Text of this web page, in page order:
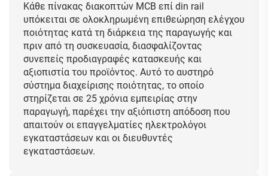
Κάθε πίνακας διακοπτών MCB επί din rail
υπόκειται σε ολοκληρωμένη επιθεώρηση ελέγχου
ποιότητας κατά τη διάρκεια της παραγωγής και
πριν από τη συσκευασία, διασφαλίζοντας
συνεπείς προδιαγραφές κατασκευής και
αξιοπιστία του προϊόντος. Αυτό το αυστηρό
σύστημα διαχείρισης ποιότητας, το οποίο
στηρίζεται σε 25 χρόνια εμπειρίας στην
παραγωγή, παρέχει την αξιόπιστη απόδοση που
απαιτούν οι επαγγελματίες ηλεκτρολόγοι
εγκαταστάσεων και οι διευθυντές
εγκαταστάσεων.